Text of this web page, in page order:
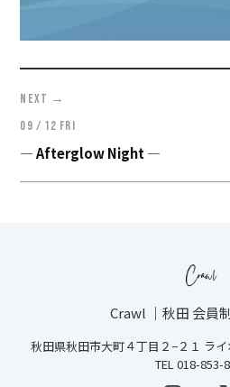
NEXT →
09 / 12 FRI
― Afterglow Night ―
Crawl ｜秋田 会員
秋田県秋田市大町４丁目２−２１ ラ
TEL 018-853-